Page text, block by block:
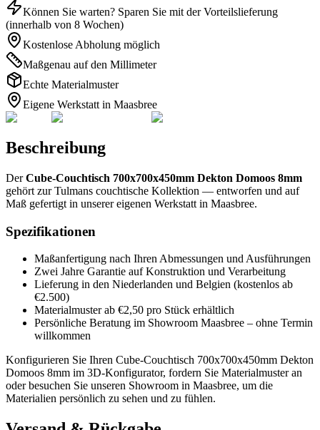
Können Sie warten? Sparen Sie mit der Vorteilslieferung
(innerhalb von 8 Wochen)
Kostenlose Abholung möglich
Maßgenau auf den Millimeter
Echte Materialmuster
Eigene Werkstatt in Maasbree
Beschreibung
DerCube-Couchtisch 700x700x450mm Dekton Domoos 8mm
gehört zur Tulmans couchtische Kollektion — entworfen und auf
Maß gefertigt in unserer eigenen Werkstatt in Maasbree.
Spezifikationen
Maßanfertigung nach Ihren Abmessungen und Ausführungen
Zwei Jahre Garantie auf Konstruktion und Verarbeitung
Lieferung in den Niederlanden und Belgien (kostenlos ab
€2.500)
Materialmuster ab €2,50 pro Stück erhältlich
Persönliche Beratung im Showroom Maasbree – ohne Termin
willkommen
Konfigurieren Sie Ihren Cube-Couchtisch 700x700x450mm Dekton
Domoos 8mm im 3D-Konfigurator, fordern Sie Materialmuster an
oder besuchen Sie unseren Showroom in Maasbree, um die
Materialien persönlich zu sehen und zu fühlen.